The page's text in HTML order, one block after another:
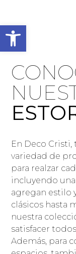
En Deco
variedad de
para realzar
incluyendo
agregan estilo
clásicos hasta
nuestra
satisfacer
Además, para
Abrir